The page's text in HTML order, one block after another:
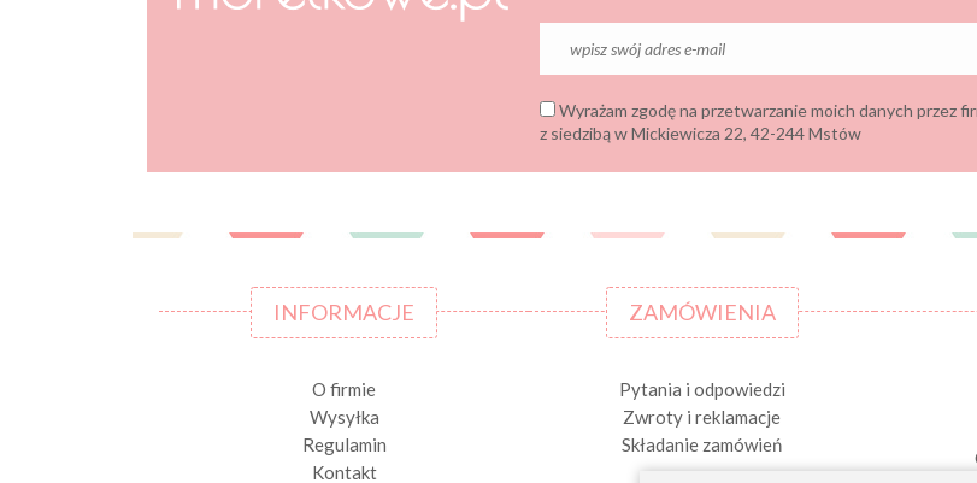
Wyrażam zgodę na przetwarzanie moich danych przez
z siedzibą w Mickiewicza 22, 42-244 Mstów
INFORMACJE
O firmie
Wysyłka
Regulamin
Kontakt
ZAMÓWIENIA
Pytania i odpowiedzi
Zwroty i reklamacje
Składanie zamówień